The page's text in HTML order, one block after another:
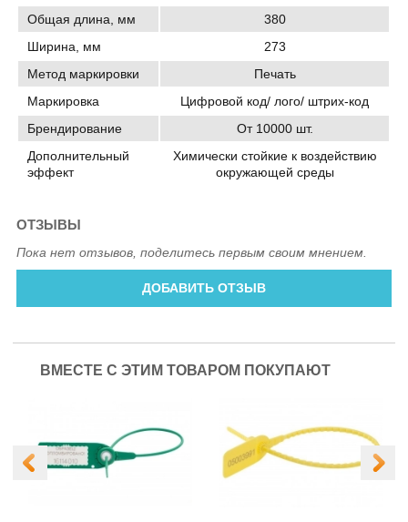
Общая длина, мм
380
Ширина, мм
273
Метод маркировки
Печать
Маркировка
Цифровой код/ лого/ штрих-код
Брендирование
От 10000 шт.
Дополнительный
эффект
Химически стойкие к воздействию
окружающей среды
ОТЗЫВЫ
Пока нет отзывов, поделитесь первым своим мнением.
ДОБАВИТЬ ОТЗЫВ
ВМЕСТЕ С ЭТИМ ТОВАРОМ ПОКУПАЮТ